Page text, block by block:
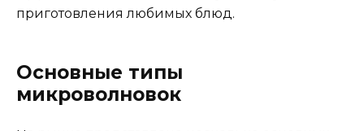
приготовления любимых блюд.
Основные типы
микроволновок